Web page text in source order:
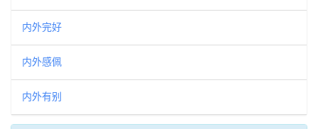
内外完好
内外感佩
内外有别